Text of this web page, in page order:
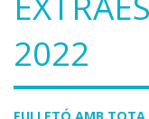
2022